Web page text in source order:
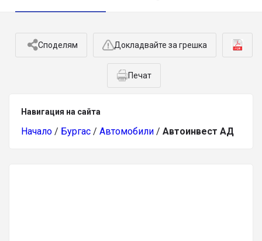
Споделям Докладвайте за грешка
Печат
Навигация на сайта
Начало / Бургас / Автомобили / Автоинвест АД